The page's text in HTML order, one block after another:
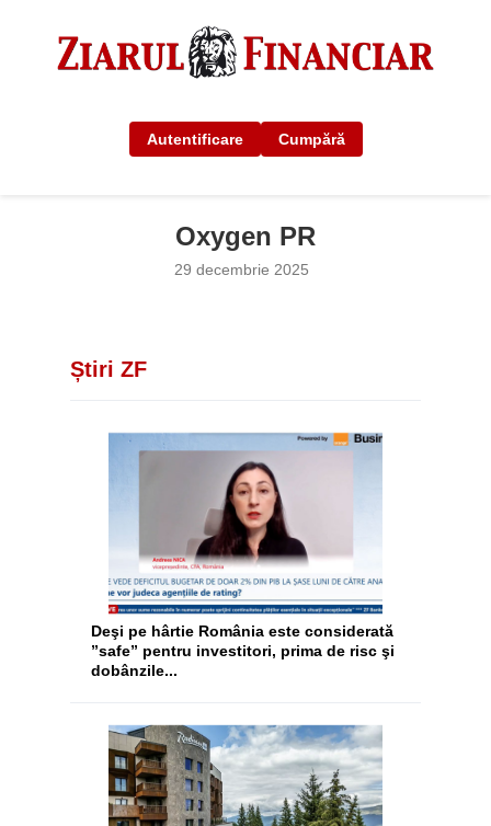
Autentificare Cumpără
Oxygen PR
29 decembrie 2025
Știri ZF
Deşi pe hârtie România este considerată
”safe” pentru investitori, prima de risc şi
dobânzile...